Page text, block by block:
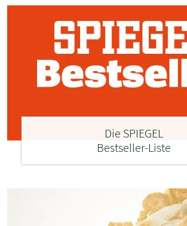
Die SPIEGEL
Bestseller-Liste